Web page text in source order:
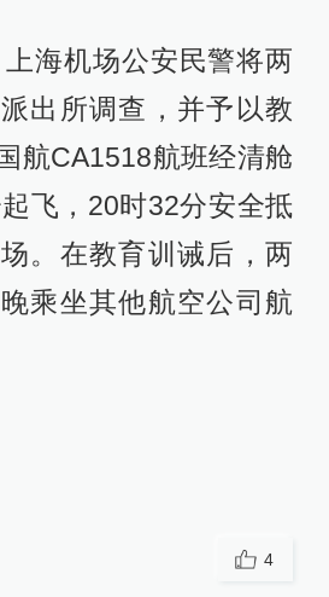
机场公安民警将两
出所调查，并予以教
航CA1518航班经清舱
飞，20时32分安全抵
。在教育训诫后，两
乘坐其他航空公司航
4